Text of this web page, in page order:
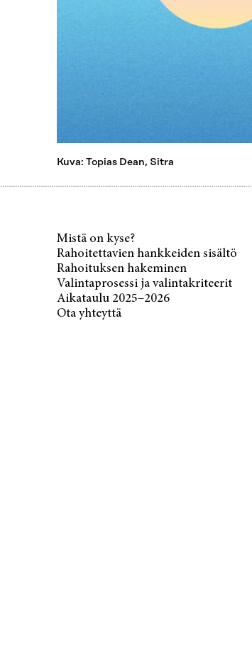
Kuva: Topias Dean, Sitra
Mistä on kyse?
Rahoitettavien hankkeiden sisältö
Rahoituksen hakeminen
Valintaprosessi ja valintakriteerit
Aikataulu 2025–2026
Ota yhteyttä